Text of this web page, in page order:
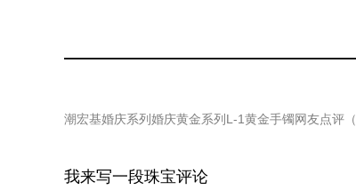
潮宏基婚庆系列婚庆黄金系列L-1黄金手镯网友点评（
我来写一段珠宝评论